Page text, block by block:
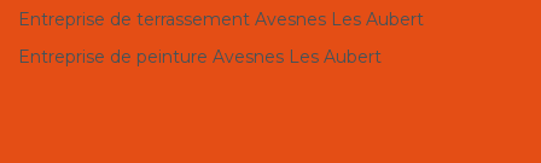
Entreprise de terrassement Avesnes Les Aubert
Entreprise de peinture Avesnes Les Aubert